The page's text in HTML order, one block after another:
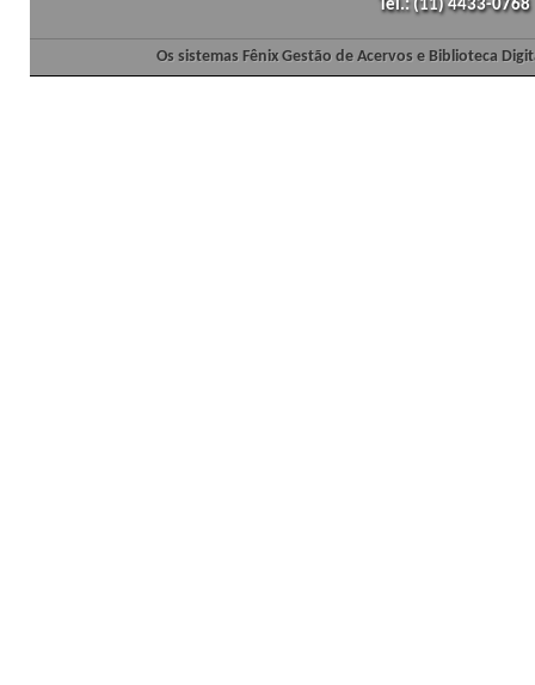
Tel.: (11) 4433-
Os sistemas Fênix Gestão de Acervos e Biblioteca